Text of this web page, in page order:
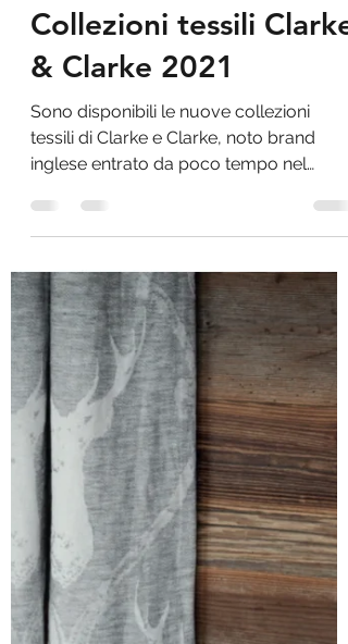
Davide R.
24 mar 2021
Tempo di lettura: 2 min
Collezioni tessili Clarke
& Clarke 2021
tessili di Clarke e Clarke, noto brand
inglese entrato da poco tempo nel
gruppo Sanderson. Il brand è